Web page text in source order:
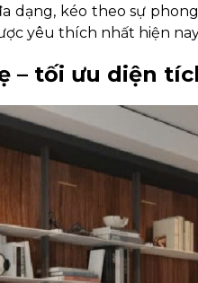
dạng, kéo theo sự
yêu thích nhất hiện
– tối ưu diện